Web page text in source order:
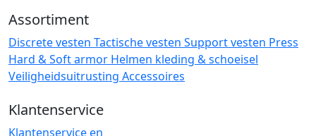
Assortiment
Discrete vesten Tactische vesten Support vesten Press
Hard & Soft armor Helmen kleding & schoeisel
Veiligheidsuitrusting Accessoires
Klantenservice
Klantenservice en